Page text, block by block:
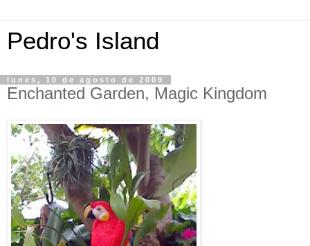
Pedro's Island
lunes, 10 de agosto de 2009
Enchanted Garden, Magic Kingdom